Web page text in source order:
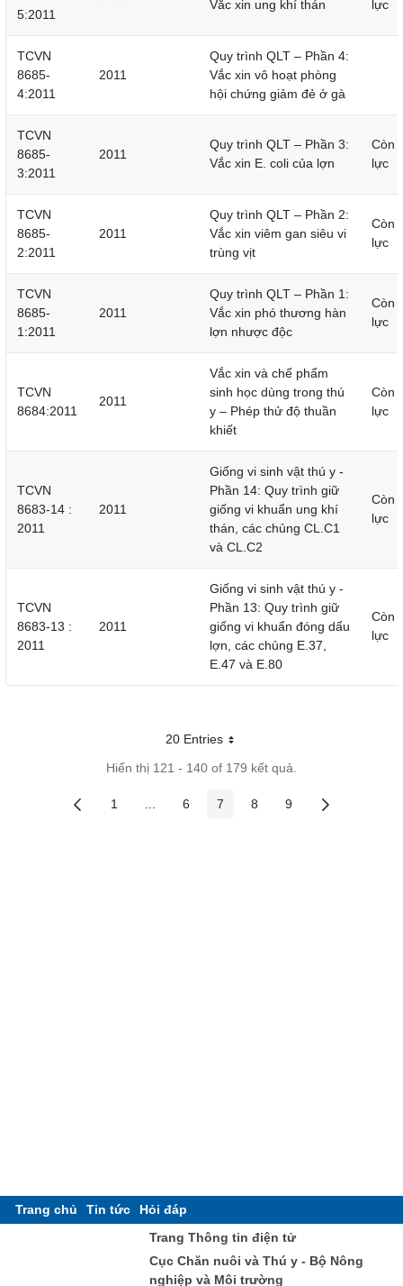
5:2011
Vắc xin ung khí thán
lực
TCVN
8685-
4:2011
2011
Quy trình QLT – Phần 4:
Vắc xin vô hoạt phòng
hội chứng giảm đẻ ở gà
TCVN
8685-
3:2011
2011
Quy trình QLT – Phần 3:
Vắc xin E. coli của lợn
Còn
lực
TCVN
8685-
2:2011
2011
Quy trình QLT – Phần 2:
Vắc xin viêm gan siêu vi
trùng vịt
Còn
lực
TCVN
8685-
1:2011
2011
Quy trình QLT – Phần 1:
Vắc xin phó thương hàn
lợn nhược độc
Còn
lực
TCVN
8684:2011
2011
Vắc xin và chế phẩm
sinh học dùng trong thú
y – Phép thử độ thuần
khiết
Còn
lực
TCVN
8683-14 :
2011
2011
Giống vi sinh vật thú y -
Phần 14: Quy trình giữ
giống vi khuẩn ung khí
thán, các chủng CL.C1
và CL.C2
Còn
lực
TCVN
8683-13 :
2011
2011
Giống vi sinh vật thú y -
Phần 13: Quy trình giữ
giống vi khuẩn đóng dấu
lợn, các chủng E.37,
E.47 và E.80
Còn
lực
20 EntriesMỗi trang
Hiển thị 121 - 140 of 179 kết quả.
Các trang trên cổng
1 Các trang trung gian
Các trang trên cổng
6 Các trang trên cổng
7 Các trang trên cổng
8 Các trang trên cổng
9
Trang chủ Tin tức
Hỏi đáp
Trang Thông tin điện tử
Cục Chăn nuôi và Thú y - Bộ Nông
nghiệp và Môi trường